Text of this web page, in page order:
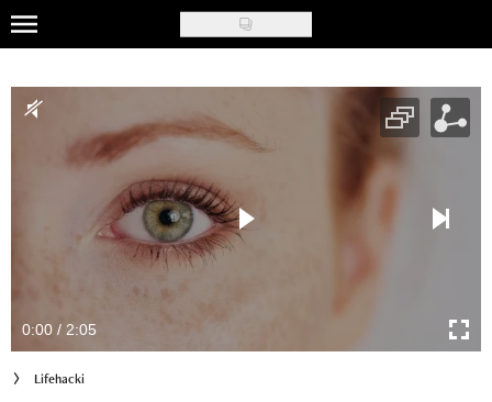
Skip
to
main
content
Triki modowe
Tipy urodowe
0:00 / 2:05
Lifehacki